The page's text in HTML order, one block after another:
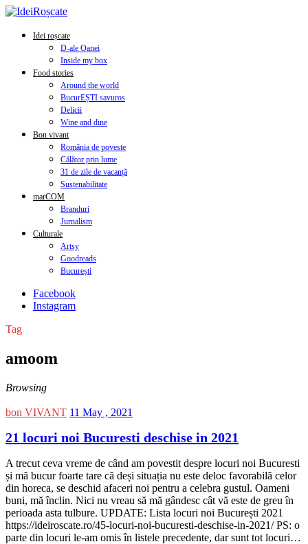
Idei roșcate
D-ale Oanei
Inside my box
Food stories
Around the world
BucurEȘTI savuros
Delicii
Wine and dine
Bon vivant
România de poveste
Călător prin lume
31 de zile de vacanță
Sustenabilitate
marCOM
Branduri
Jurnalism
Culturale
Artsy
Goodreads
București
Facebook
Instagram
Tag
amoom
Browsing
bon VIVANT 11 May , 2021
21 locuri noi Bucuresti deschise in 2021
A trecut ceva vreme de când am povestit despre locuri noi Bucuresti
și mă bucur foarte tare că deși situația nu este deloc favorabilă celor
din horeca, se deschid afaceri noi pentru a celebra gustul. Oameni
buni, mă înclin. Nici nu vreau să mă gândesc cât vă este de greu în
perioada asta tulbure. UPDATE: Lista locuri noi București 2021
https://ideiroscate.ro/45-locuri-noi-bucuresti-deschise-in-2021/ PS: o
parte din locuri le-am omis în listele precedente, dar sunt tot locuri…